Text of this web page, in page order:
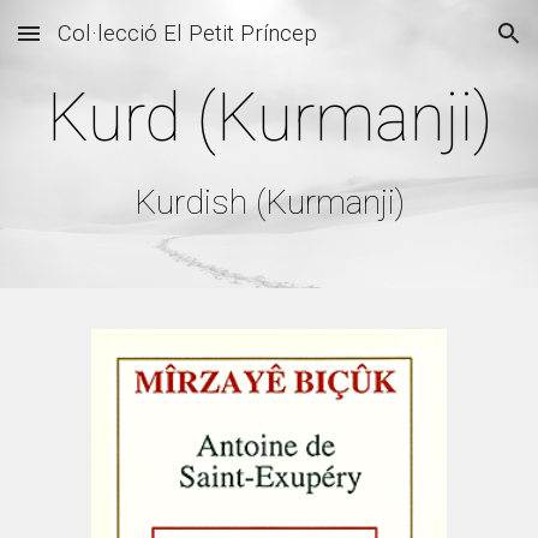
Skip to main content Skip to navigation
Col·lecció El Petit Príncep
Kurd (Kurmanji)
Kurdish (Kurmanji)